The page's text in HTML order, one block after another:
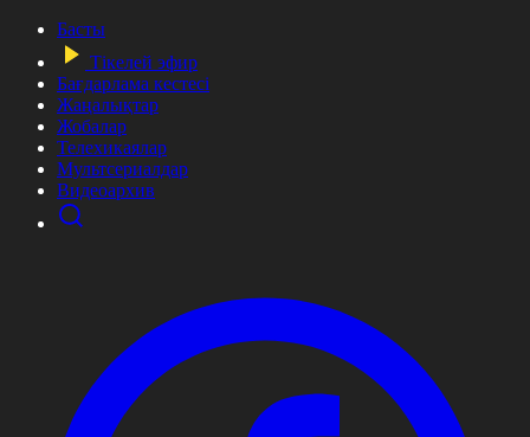
Басты
Тікелей эфир
Бағдарлама кестесі
Жаңалықтар
Жобалар
Телехикаялар
Мультсериалдар
Видеоархив